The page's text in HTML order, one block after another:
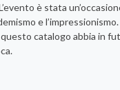
è stata
e
catalogo abbia in